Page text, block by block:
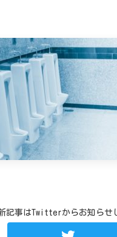
記事はTwitterからお知らせ